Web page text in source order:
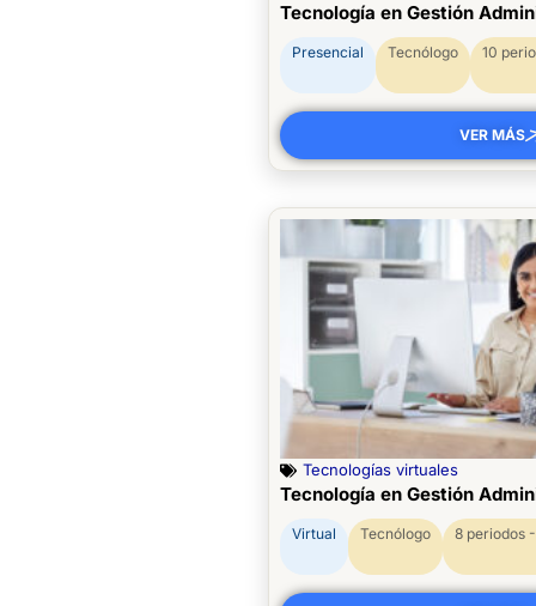
Tecnología en Gestión
Presencial Tecnólogo 10
VER MÁS
Tecnologías virtuales
Tecnología en Gestión
Virtual Tecnólogo 8 periodos